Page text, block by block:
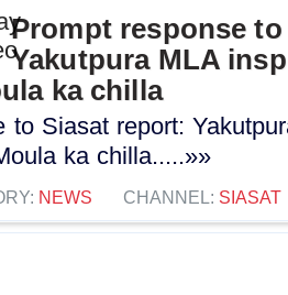
Prompt response
Yakutpura MLA
ka chilla
to Siasat report:
ka chilla.....»»
NEWS CHANNEL: SIASAT